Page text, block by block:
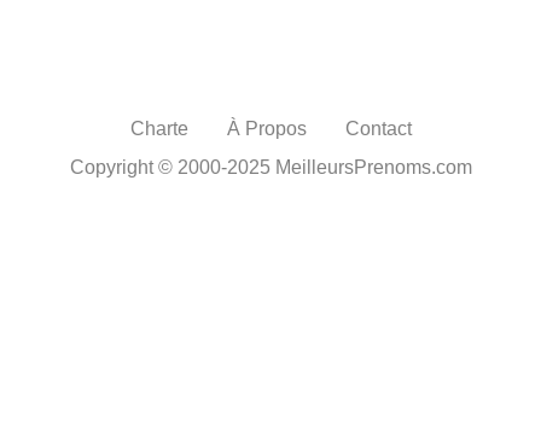
Charte À Propos
Contact
Copyright © 2000-2025 MeilleursPrenoms.com